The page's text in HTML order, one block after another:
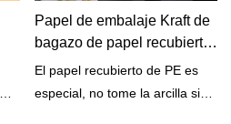
y enviar zapatos, surtidos de
regalos, productos de
suscripción y más!Shoe Box es
una opción rentable y más
Papel de embalaje Kraft de
bagazo de papel recubierto
de PE de fábrica de China
para vasos | Papel Qingya
El papel recubierto de PE es
especial, no tome la arcilla sino